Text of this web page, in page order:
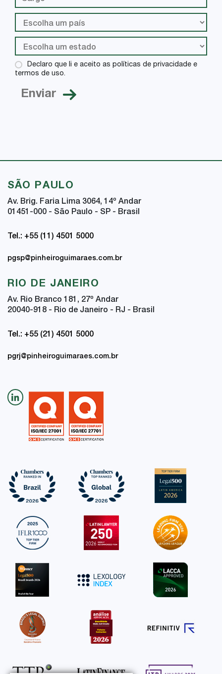
Declaro que li e aceito as políticas de privacidade e
termos de uso.
SÃO PAULO
Av. Brig. Faria Lima 3064, 14º Andar
01451-000 - São Paulo - SP - Brasil
Tel.: +55 (11) 4501 5000
pgsp@pinheiroguimaraes.com.br
RIO DE JANEIRO
Av. Rio Branco 181, 27º Andar
20040-918 - Rio de Janeiro - RJ - Brasil
Tel.: +55 (21) 4501 5000
pgrj@pinheiroguimaraes.com.br